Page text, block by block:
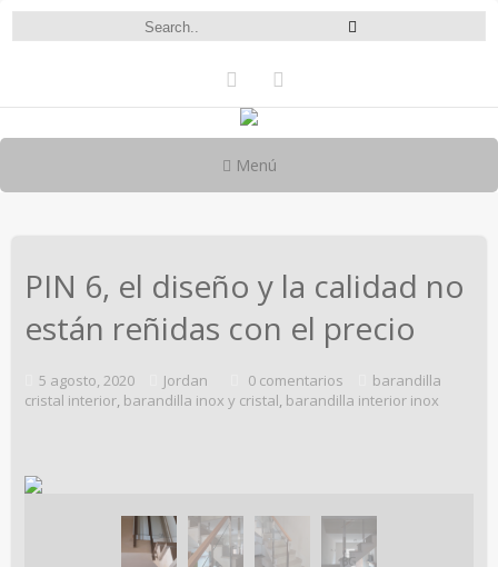
Menú
PIN 6, el diseño y la calidad no
están reñidas con el precio
5 agosto, 2020 Jordan 0 comentarios
barandilla
cristal interior, barandilla inox y cristal, barandilla interior inox